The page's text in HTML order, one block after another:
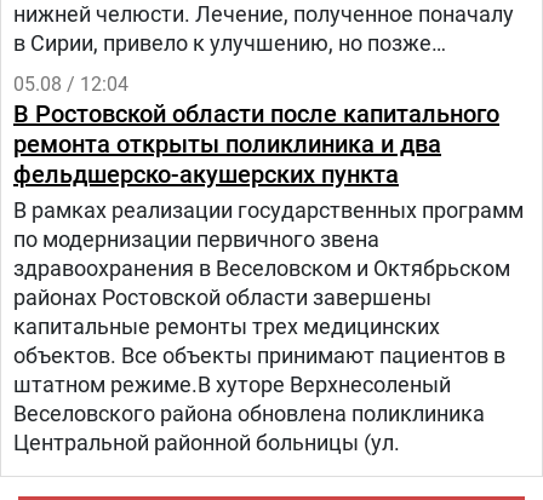
нижней челюсти. Лечение, полученное поначалу
в Сирии, привело к улучшению, но позже
произошел рецидив болезни. Нур попала на
лечение в «Шибу» в рамках гуманитарного
проекта «Шевет-ахим» («Кровные братья).
05.08 / 12:04
В Ростовской области после капитального
ремонта открыты поликлиника и два
фельдшерско-акушерских пункта
В рамках реализации государственных программ
по модернизации первичного звена
здравоохранения в Веселовском и Октябрьском
районах Ростовской области завершены
капитальные ремонты трех медицинских
объектов. Все объекты принимают пациентов в
штатном режиме.В хуторе Верхнесоленый
Веселовского района обновлена поликлиника
Центральной районной больницы (ул.